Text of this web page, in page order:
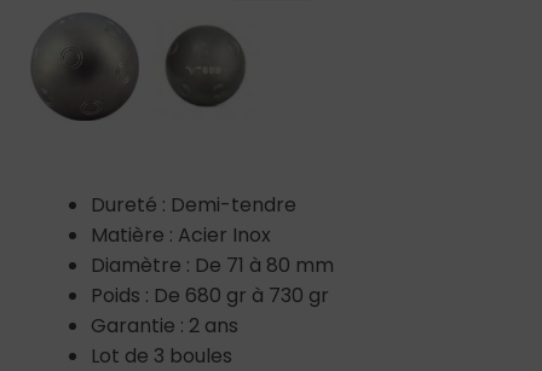
Dureté : Demi-tendre
Matière : Acier Inox
Diamètre : De 71 à 80 mm
Poids : De 680 gr à 730 gr
Garantie : 2 ans
Lot de 3 boules